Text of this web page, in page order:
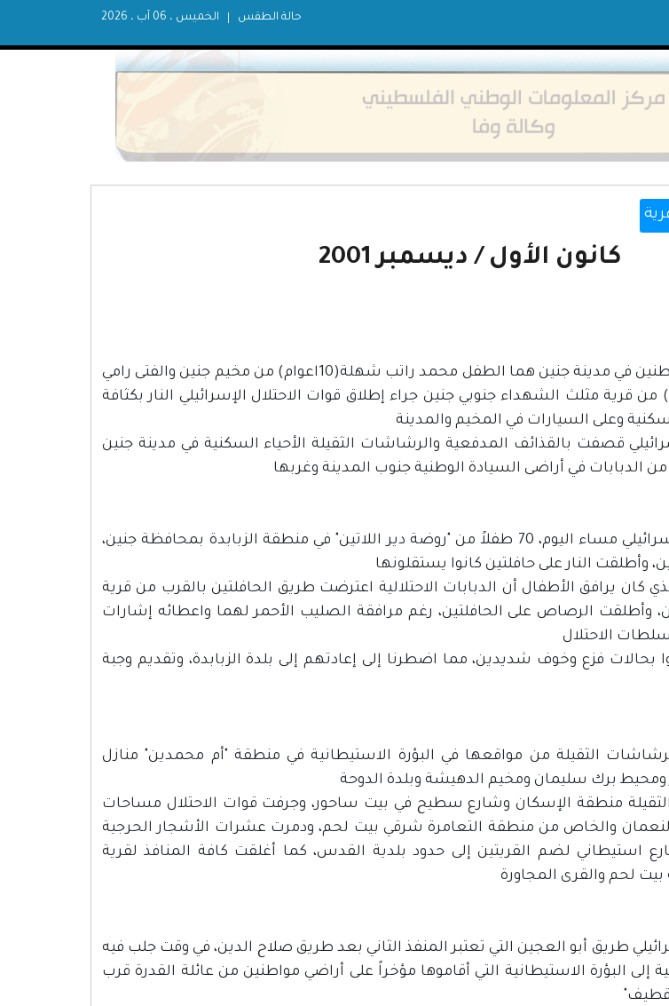
الخميس ، 06 آب ، 2026 حالة الطقس
كانون الأول / ديسمبر 2001
استشهد مساء اليوم مواطنين في مدينة جنين هما الطفل محمد راتب شهلة(10اعوام) من مخيم جنين والفتى رامي
عصعوصي(18عاما) من قرية مثلث الشهداء جنوبي جنين جراء إطلاق قوات الاحتلال الإسرائيلي النار بكثافة
وعلى السيارات في المخيم والمدينة
قصفت بالقذائف المدفعية والرشاشات الثقيلة الأحياء السكنية في مدينة جنين
الدبابات في أراضى السيادة الوطنية جنوب المدينة وغربها
احتجزت قوات الاحتلال الإسرائيلي مساء اليوم، 70 طفلاً من "روضة دير اللاتين" في منطقة الزبابدة بمحافظة جنين،
وأطلقت النار على حافلتين كانوا يستقلونها
كان يرافق الأطفال أن الدبابات الاحتلالية اعترضت طريق الحافلتين بالقرب من قرية
وأطلقت الرصاص على الحافلتين، رغم مرافقة الصليب الأحمر لهما واعطائه إشارات
الاحتلال
بحالات فزع وخوف شديدين، مما اضطرنا إلى إعادتهم إلى بلدة الزبابدة، وتقديم وجبة
الثقيلة من مواقعها في البؤرة الاستيطانية في منطقة "أم محمدين" منازل
ومحيط برك سليمان ومخيم الدهيشة وبلدة الدوحة
منطقة الإسكان وشارع سطيح في بيت ساحور، وجرفت قوات الاحتلال مساحات
والخاص من منطقة التعامرة شرقي بيت لحم، ودمرت عشرات الأشجار الحرجية
استيطاني لضم القريتين إلى حدود بلدية القدس، كما أغلقت كافة المنافذ لقرية
بيت لحم والقرى المجاورة
طريق أبو العجين التي تعتبر المنفذ الثاني بعد طريق صلاح الدين، في وقت جلب فيه
إلى البؤرة الاستيطانية التي أقاموها مؤخراً على أراضي مواطنين من عائلة القدرة قرب